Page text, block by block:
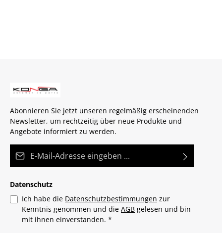
Abonnieren Sie jetzt unseren regelmäßig erscheinenden
Newsletter, um rechtzeitig über neue Produkte und
Angebote informiert zu werden.
Datenschutz
Ich habe die Datenschutzbestimmungen zur
Kenntnis genommen und die AGB gelesen und bin
mit ihnen einverstanden. *